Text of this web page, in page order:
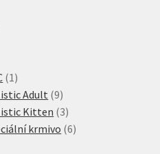
1 1
produkt
Adult 99
produktů
Kitten 33
produkty
krmivo 66